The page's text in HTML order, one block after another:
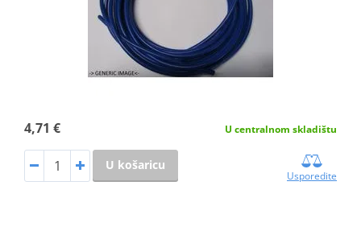
4,71 € U centralnom skladištu
U košaricu
Usporedite